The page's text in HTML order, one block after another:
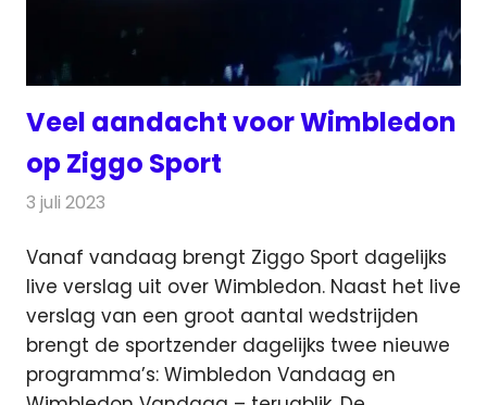
Veel aandacht voor Wimbledon
op Ziggo Sport
3 juli 2023
Vanaf vandaag brengt Ziggo Sport dagelijks
live verslag uit over Wimbledon. Naast het live
verslag van een groot aantal wedstrijden
brengt de sportzender dagelijks twee nieuwe
programma’s: Wimbledon Vandaag en